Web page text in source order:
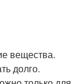
вещества.
долго.